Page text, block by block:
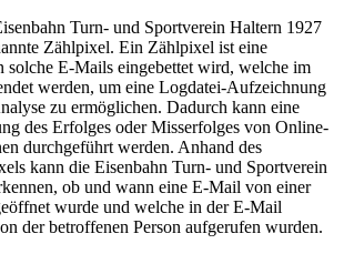
Turn- und Sportverein Haltern 1927
Zählpixel. Ein Zählpixel ist eine
E-Mails eingebettet wird, welche im
werden, um eine Logdatei-Aufzeichnung
zu ermöglichen. Dadurch kann eine
des Erfolges oder Misserfolges von Online-
durchgeführt werden. Anhand des
kann die Eisenbahn Turn- und Sportverein
ob und wann eine E-Mail von einer
wurde und welche in der E-Mail
der betroffenen Person aufgerufen wurden.